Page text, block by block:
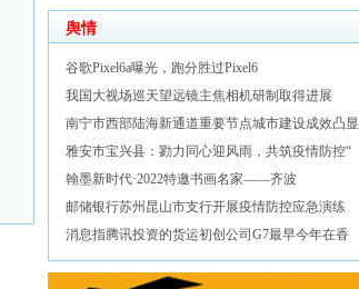
舆情
谷歌Pixel6a曝光，跑分胜过Pixel6
我国大视场巡天望远镜主焦相机研制取得进展
南宁市西部陆海新通道重要节点城市建设成效凸显
雅安市宝兴县：勠力同心迎风雨，共筑疫情防控“
翰墨新时代·2022特邀书画名家——齐波
邮储银行苏州昆山市支行开展疫情防控应急演练
消息指腾讯投资的货运初创公司G7最早今年在香